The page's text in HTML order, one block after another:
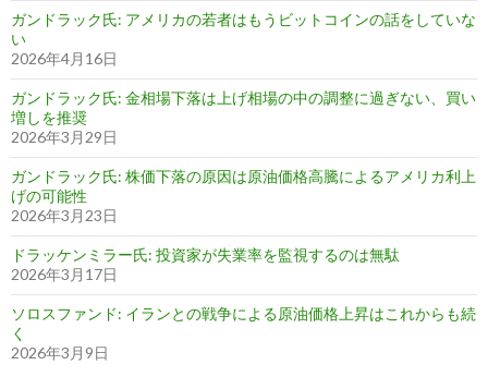
ガンドラック氏: アメリカの若者はもうビットコインの話をしていな
い
2026年4月16日
ガンドラック氏: 金相場下落は上げ相場の中の調整に過ぎない、買い
増しを推奨
2026年3月29日
ガンドラック氏: 株価下落の原因は原油価格高騰によるアメリカ利上
げの可能性
2026年3月23日
ドラッケンミラー氏: 投資家が失業率を監視するのは無駄
2026年3月17日
ソロスファンド: イランとの戦争による原油価格上昇はこれからも続
く
2026年3月9日